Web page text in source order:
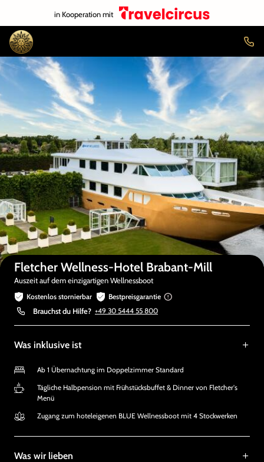
in Kooperation mit
Auf der Karte anzeigen
Fletcher Wellness-Hotel Brabant-Mill
Auszeit auf dem einzigartigen Wellnessboot
Kostenlos stornierbar Bestpreisgarantie
Brauchst du Hilfe? +49 30 5444 55 800
Was inklusive ist
Ab 1 Übernachtung im Doppelzimmer Standard
Tägliche Halbpension mit Frühstücksbuffet & Dinner von Fletcher's
Menü
Zugang zum hoteleigenen BLUE Wellnessboot mit 4 Stockwerken
Was wir lieben